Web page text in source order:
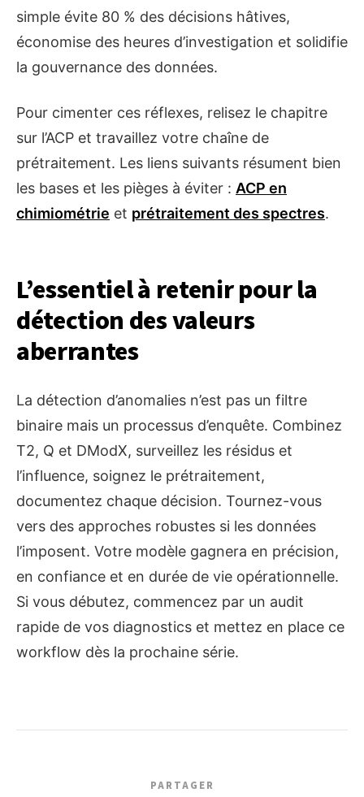
simple évite 80 % des décisions hâtives,
économise des heures d’investigation et solidifie
la gouvernance des données.
Pour cimenter ces réflexes, relisez le chapitre
sur l’ACP et travaillez votre chaîne de
prétraitement. Les liens suivants résument bien
les bases et les pièges à éviter : ACP en
chimiométrie et prétraitement des spectres.
L’essentiel à retenir pour la
détection des valeurs
aberrantes
La détection d’anomalies n’est pas un filtre
binaire mais un processus d’enquête. Combinez
T2, Q et DModX, surveillez les résidus et
l’influence, soignez le prétraitement,
documentez chaque décision. Tournez-vous
vers des approches robustes si les données
l’imposent. Votre modèle gagnera en précision,
en confiance et en durée de vie opérationnelle.
Si vous débutez, commencez par un audit
rapide de vos diagnostics et mettez en place ce
workflow dès la prochaine série.
PARTAGER